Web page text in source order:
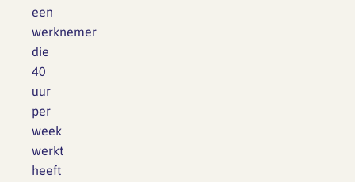
een
werknemer
die
40
uur
per
week
werkt
heeft